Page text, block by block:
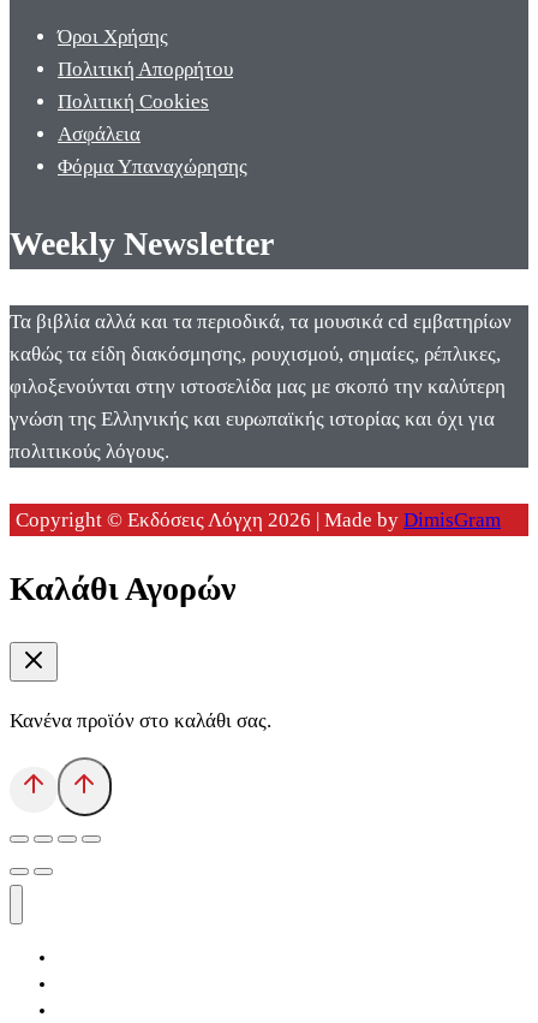
Όροι Χρήσης
Πολιτική Απορρήτου
Πολιτική Cookies
Ασφάλεια
Φόρμα Υπαναχώρησης
Weekly Newsletter
Τα βιβλία αλλά και τα περιοδικά, τα μουσικά cd εμβατηρίων
καθώς τα είδη διακόσμησης, ρουχισμού, σημαίες, ρέπλικες,
φιλοξενούνται στην ιστοσελίδα μας με σκοπό την καλύτερη
γνώση της Ελληνικής και ευρωπαϊκής ιστορίας και όχι για
πολιτικούς λόγους.
Copyright © Εκδόσεις Λόγχη 2026 | Made by DimisGram
Καλάθι Αγορών
Κανένα προϊόν στο καλάθι σας.